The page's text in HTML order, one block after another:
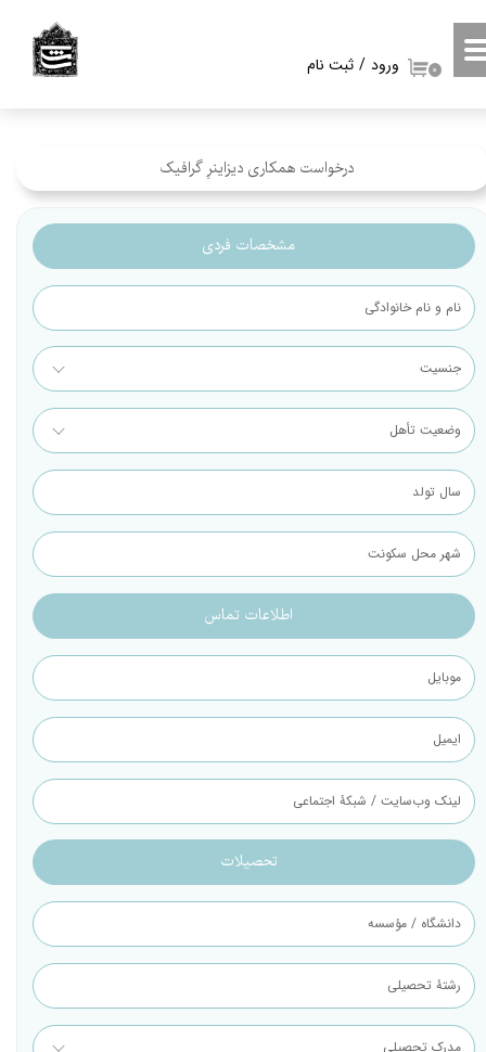
ورود / ثبت نام
حساب کاربری من
خروج از حساب کاربری
۰
درخواست همکاری دیزاینرِ گرافیک